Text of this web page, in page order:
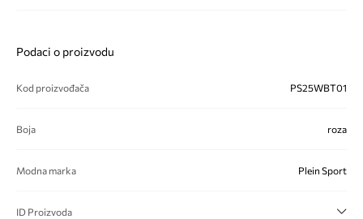
Podaci o proizvodu
Kod proizvođača PS25WBT01
Boja roza
Modna marka Plein Sport
ID Proizvoda